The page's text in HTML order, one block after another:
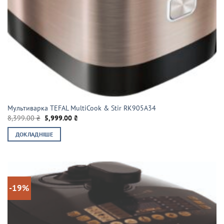
Мультиварка TEFAL MultiCook & Stir RK905A34
8,399.00₴ Оригінальна
ціна:
8,399.00 ₴.
5,999.00₴
ДОКЛАДНІШЕ
-19%